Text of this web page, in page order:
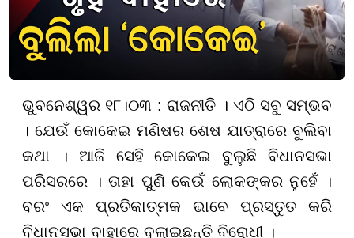
ଭୁବନେଶ୍ୱର ୧୮।୦୩ : ରାଜନୀତି । ଏଠି ସବୁ ସମ୍ଭବ
। ଯେଉଁ କୋକେଇ ମଣିଷର ଶେଷ ଯାତ୍ରାରେ ବୁଲିବା
କଥା । ଆଜି ସେହି କୋକେଇ ବୁଲୁଛି ବିଧାନସଭା
ପରିସରରେ । ତାହା ପୁଣି କେଉଁ ଲୋକଙ୍କର ନୁହେଁ ।
ବରଂ ଏକ ପ୍ରତିକାତ୍ମକ ଭାବେ ପ୍ରସ୍ତୁତ କରି
ବିଧାନସଭା ବାହାରେ ବୁଲାଇଛନ୍ତି ବିରୋଧୀ ।